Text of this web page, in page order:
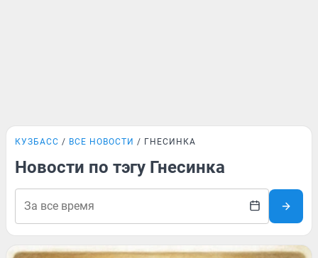
КУЗБАСС ВСЕ НОВОСТИ ГНЕСИНКА
Новости по тэгу Гнесинка